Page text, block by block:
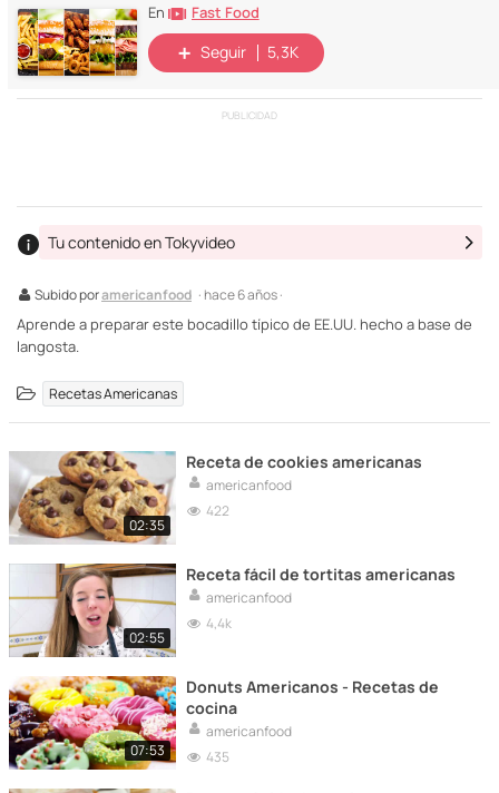
En Fast Food
Seguir 5,3K
PUBLICIDAD
Subido poramericanfood · hace 6 años ·
Tu contenido en Tokyvideo
Aprende a preparar este bocadillo típico de EE.UU. hecho a base de
langosta.
Recetas Americanas
02:35
Receta de cookies americanas
americanfood
422
02:55
Receta fácil de tortitas americanas
americanfood
4,4k
07:53
Donuts Americanos - Recetas de
cocina
americanfood
435